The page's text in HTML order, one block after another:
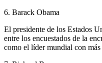
6. Barack Obama
El presidente de los Estados
entre los encuestados de la
como el líder mundial con